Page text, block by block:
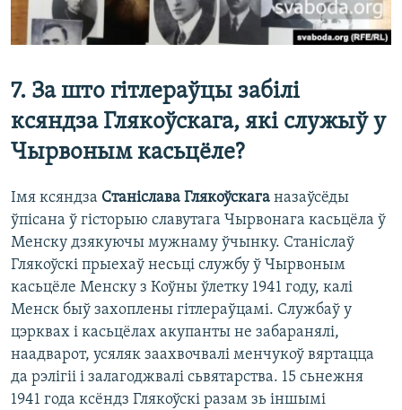
7. За што гітлераўцы забілі
ксяндза Глякоўскага, які служыў у
Чырвоным касьцёле?
Імя ксяндза Станіслава Глякоўскага назаўсёды
ўпісана ў гісторыю славутага Чырвонага касьцёла ў
Менску дзякуючы мужнаму ўчынку. Станіслаў
Глякоўскі прыехаў несьці службу ў Чырвоным
касьцёле Менску з Коўны ўлетку 1941 году, калі
Менск быў захоплены гітлераўцамі. Службаў у
цэрквах і касьцёлах акупанты не забаранялі,
наадварот, усяляк заахвочвалі менчукоў вяртацца
да рэлігіі і залагоджвалі сьвятарства. 15 сьнежня
1941 года ксёндз Глякоўскі разам зь іншымі